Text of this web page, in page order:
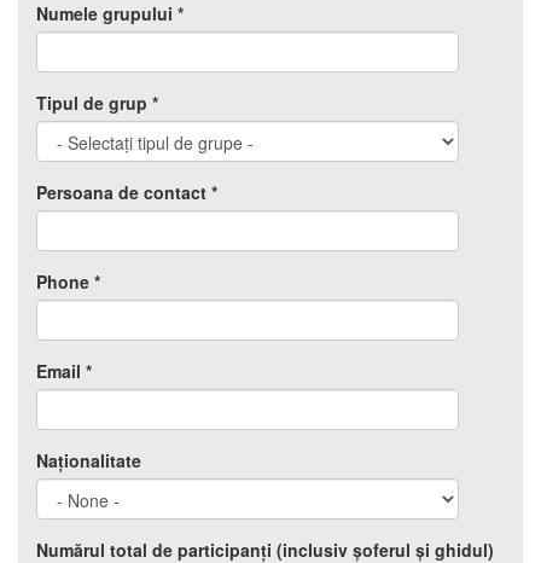
Numele grupului *
Tipul de grup *
Persoana de contact *
Phone *
Email *
Naţionalitate
Numărul total de participanți (inclusiv șoferul și ghidul)